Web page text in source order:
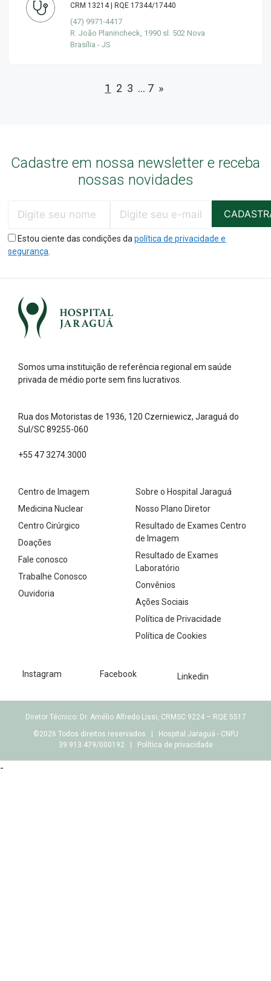
CRM 13214 | RQE 17344/17440
(47) 9971-4417
R. João Planincheck, 1990 sl. 502 Nova
Brasília - JS
1 2 3 … 7 »
Cadastre em nossa newsletter e receba
nossas novidades
Estou ciente das condições dapolítica de privacidade e
segurança
Somos uma instituição de referência regional em saúde
privada de médio porte sem fins lucrativos.
Rua dos Motoristas de 1936, 120 Czerniewicz, Jaraguá do
Sul/SC 89255-060
+55 47 3274.3000
Centro de Imagem
Medicina Nuclear
Centro Cirúrgico
Doações
Fale conosco
Trabalhe Conosco
Ouvidoria
Sobre o Hospital Jaraguá
Nosso Plano Diretor
Resultado de Exames Centro
de Imagem
Resultado de Exames
Laboratório
Convênios
Ações Sociais
Política de Privacidade
Política de Cookies
Instagram Facebook Linkedin
Diretor Técnico: Dr. Amélio Alfredo Lissi, CRMSC 9224 – RQE 5517
©2026 Todos direitos reservados | Hospital Jaraguá - CNPJ
39.913.479/000192 |
Política de privacidade
-